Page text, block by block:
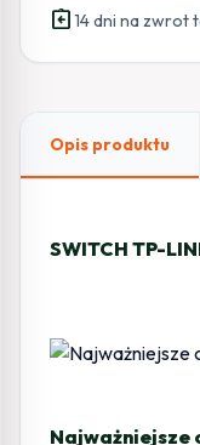
assignment_return14 dni na zwrot
Opis produktu
SWITCH TP-
Najważniejsze